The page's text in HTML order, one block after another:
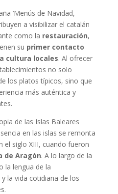
‘Menús de Navidad,
a visibilizar el catalán
como la restauración,
su primer contacto
cultura locales. Al ofrecer
no solo
los platos típicos, sino que
más auténtica y
de las Islas Baleares
en las islas se remonta
el siglo XIII, cuando fueron
de Aragón. A lo largo de la
la lengua de la
la vida cotidiana de los